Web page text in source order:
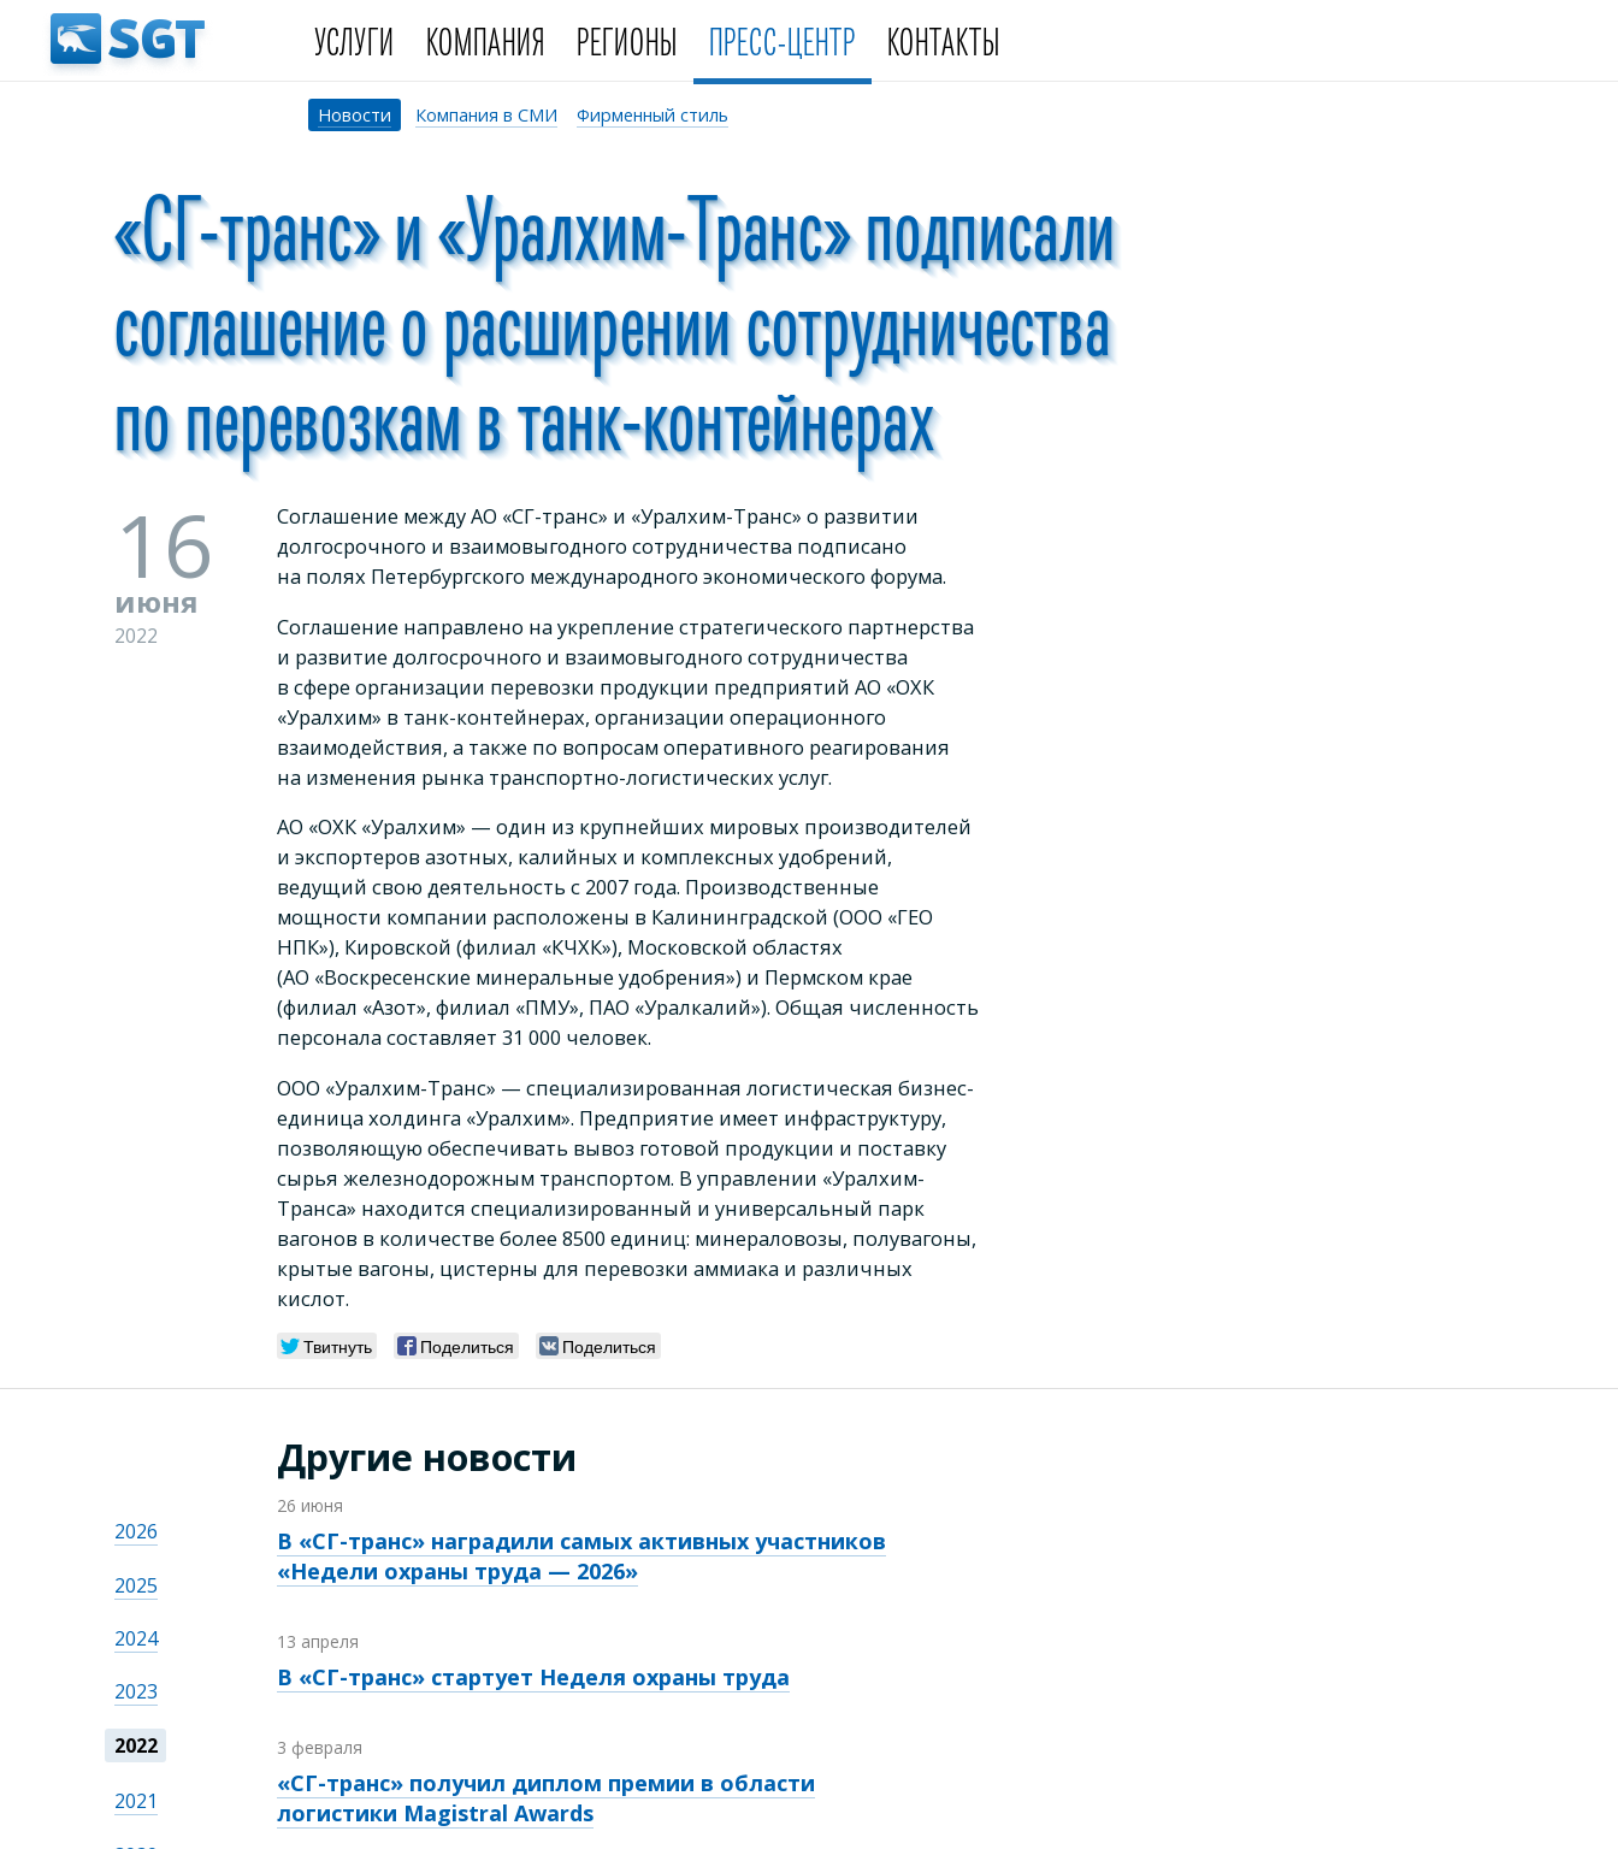
УСЛУГИ КОМПАНИЯ РЕГИОНЫ ПРЕСС-ЦЕНТР КОНТАКТЫ
Новости Компания в СМИ Фирменный стиль
«СГ-транс» и «Уралхим-Транс» подписали
соглашение о расширении сотрудничества
по перевозкам в танк-контейнерах
16
июня
2022
Соглашение между АО «СГ-транс» и «Уралхим-Транс» о развитии
долгосрочного и взаимовыгодного сотрудничества подписано
на полях Петербургского международного экономического форума.
Соглашение направлено на укрепление стратегического партнерства
и развитие долгосрочного и взаимовыгодного сотрудничества
в сфере организации перевозки продукции предприятий АО «ОХК
«Уралхим» в танк-контейнерах, организации операционного
взаимодействия, а также по вопросам оперативного реагирования
на изменения рынка транспортно-логистических услуг.
АО «ОХК «Уралхим» — один из крупнейших мировых производителей
и экспортеров азотных, калийных и комплексных удобрений,
ведущий свою деятельность с 2007 года. Производственные
мощности компании расположены в Калининградской (ООО «ГЕО
НПК»), Кировской (филиал «КЧХК»), Московской областях
(АО «Воскресенские минеральные удобрения») и Пермском крае
(филиал «Азот», филиал «ПМУ», ПАО «Уралкалий»). Общая численность
персонала составляет 31 000 человек.
ООО «Уралхим-Транс» — специализированная логистическая бизнес-
единица холдинга «Уралхим». Предприятие имеет инфраструктуру,
позволяющую обеспечивать вывоз готовой продукции и поставку
сырья железнодорожным транспортом. В управлении «Уралхим-
Транса» находится специализированный и универсальный парк
вагонов в количестве более 8500 единиц: минераловозы, полувагоны,
крытые вагоны, цистерны для перевозки аммиака и различных
кислот.
Твитнуть Поделиться Поделиться
Другие новости
2026
2025
2024
2023
2022
2021
26 июня
В «СГ-транс» наградили самых активных участников
«Недели охраны труда — 2026»
13 апреля
В «СГ-транс» стартует Неделя охраны труда
3 февраля
«СГ-транс» получил диплом премии в области
логистики Magistral Awards